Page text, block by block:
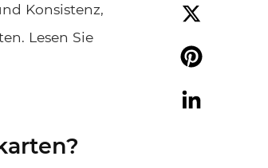
Konsistenz,
Lesen Sie